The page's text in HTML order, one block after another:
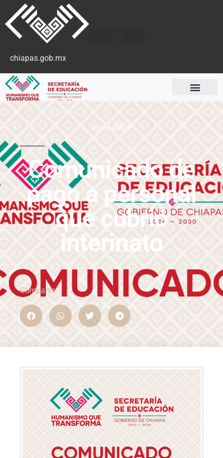
chiapas.gob.mx
Avisos2026
Comunicado de
pago a personal
que cubrió
interinato
Compartir